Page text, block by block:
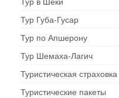
Тур Губа-Гусар
Тур по Апшерону
Тур Шемаха-Лагич
Туристическая страховка
Туристические пакеты